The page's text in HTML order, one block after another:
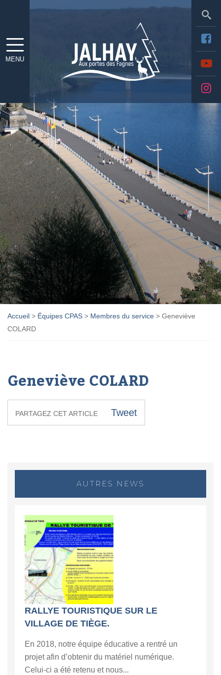
MENU
Accueil > Équipes CPAS > Membres du service > Geneviève
COLARD
Geneviève COLARD
PARTAGEZ CET ARTICLE Tweet
AUTRES NEWS
RALLYE TOURISTIQUE SUR LE
VILLAGE DE TIÈGE.
En 2018, notre équipe éducative a rentré un
projet afin d’obtenir du matériel numérique.
Celui-ci a été retenu et nous...